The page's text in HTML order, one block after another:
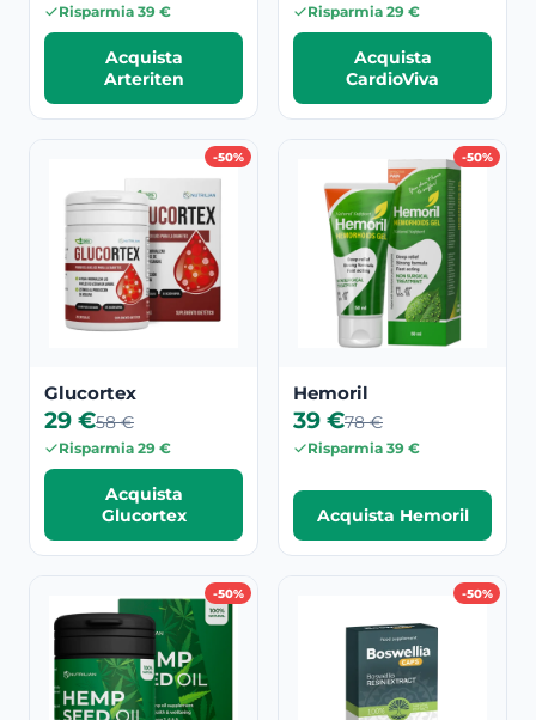
Risparmia 39 €
Acquista
Arteriten
Risparmia 29 €
Acquista
CardioViva
-50%
Glucortex
29 €58 €
Risparmia 29 €
Acquista
Glucortex
-50%
Hemoril
39 €78 €
Risparmia 39 €
Acquista Hemoril
-50% -50%